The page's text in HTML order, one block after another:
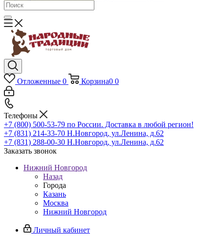
Отложенные 0 Корзина0 0
Телефоны
+7 (800) 500-53-79 по России. Доставка в любой регион!
+7 (831) 214-33-70 Н.Новгород, ул.Ленина, д.62
+7 (831) 288-00-30 Н.Новгород, ул.Ленина, д.62
Заказать звонок
Нижний Новгород
Назад
Города
Казань
Москва
Нижний Новгород
Личный кабинет